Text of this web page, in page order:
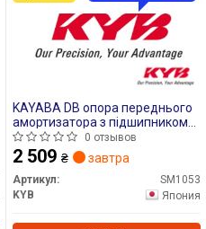
KAYABA DB опора переднього
амортизатора з підшипником
W176, W246, C117
0 отзывов
2 509 ₴ завтра
Артикул:
SM1053
KYB
Япония